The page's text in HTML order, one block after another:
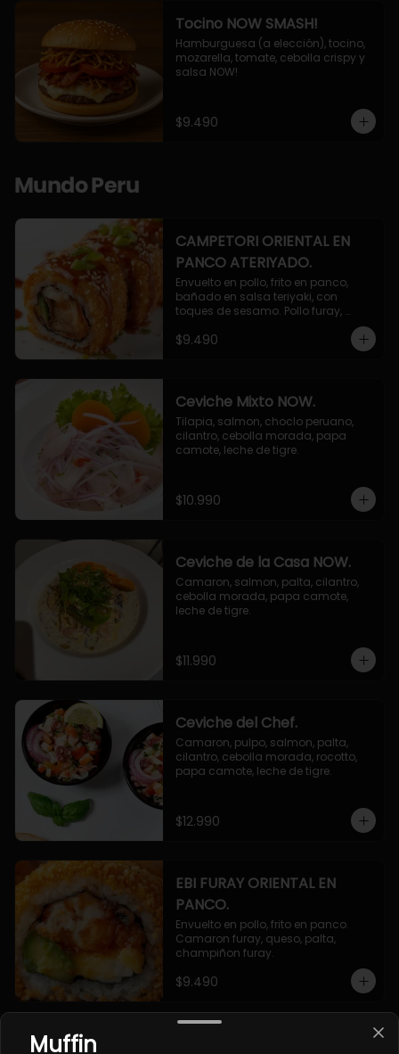
Tocino NOW SMASH!
Hamburguesa (a elección), tocino,
mozarella, tomate, cebolla crispy y
salsa NOW!
$9.490
Mundo Peru
CAMPETORI ORIENTAL EN
PANCO ATERIYADO.
Envuelto en pollo, frito en panco,
bañado en salsa teriyaki, con
toques de sesamo. Pollo furay,
queso, champiñon furay, cebollin.
$9.490
Ceviche Mixto NOW.
Tilapia, salmon, choclo peruano,
cilantro, cebolla morada, papa
camote, leche de tigre.
$10.990
Ceviche de la Casa NOW.
Camaron, salmon, palta, cilantro,
cebolla morada, papa camote,
leche de tigre.
$11.990
Ceviche del Chef.
Camaron, pulpo, salmon, palta,
cilantro, cebolla morada, rocotto,
papa camote, leche de tigre.
$12.990
EBI FURAY ORIENTAL EN
PANCO.
Envuelto en pollo, frito en panco.
Camaron furay, queso, palta,
champiñon furay.
$9.490
Muffin